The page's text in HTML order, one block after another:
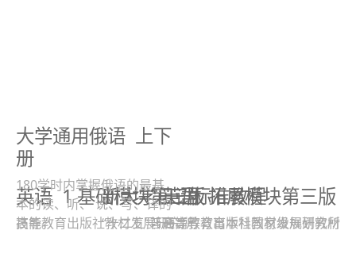
英语1 基础模块第三版
高等教育出版社教材发展研究所
英语拓展模块第三版
高等教育出版社教材发展研究所
新大学日语标准教程
“十二五”普通高等教育本科国家级规划教材
大学通用俄语 上下
册
180学时内掌握俄语的最基
本的读、听、 说、写、译的
技能。